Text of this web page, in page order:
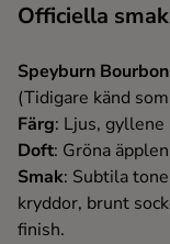
Officiella
Speyburn
(Tidigare känd
Färg: Ljus, gyllene
Doft: Gröna
Smak: Subtila
kryddor, brunt
finish.